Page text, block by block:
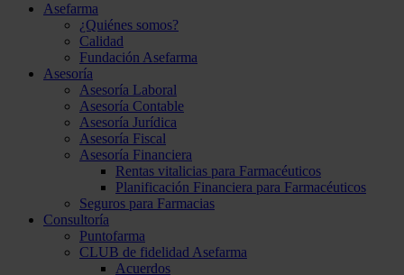
Asefarma
¿Quiénes somos?
Calidad
Fundación Asefarma
Asesoría
Asesoría Laboral
Asesoría Contable
Asesoría Jurídica
Asesoría Fiscal
Asesoría Financiera
Rentas vitalicias para Farmacéuticos
Planificación Financiera para Farmacéuticos
Seguros para Farmacias
Consultoría
Puntofarma
CLUB de fidelidad Asefarma
Acuerdos